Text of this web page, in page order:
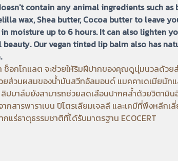
contain any animal ingredients such
wax, Shea butter, Cocoa butter to leave
moisture up to 6 hours. It can also lighten
Our vegan tinted lip balm also has
อกโกแลต จะช่วยให้ริมฝีปากของคุณดูนุ่มนวลด้ว
ส่วนผสมของน้ำมันสวีทอัลมอนด์ แมคคาเดเมียนัทแ
ปบาล์มยังสามารถช่วยลดเลือนปากคล้ำด้วยวิตา
กสารพาราเบน ปิโตรเลียมเจลลี และเคมีที่พึงหลี
แร่ธาตุธรรมชาติที่ได้รับมาตรฐาน ECOCERT